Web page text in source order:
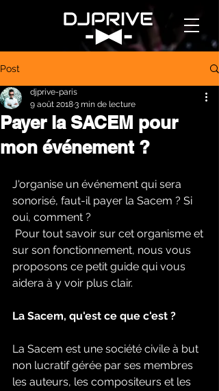
Post
Payer la SACEM pour
mon événement ?
djprive-paris
9 août 20183 min de lecture
J'organise un événement qui sera
sonorisé, faut-il payer la Sacem ? Si
oui, comment ?
sur son fonctionnement, nous vous
proposons ce petit guide qui vous
aidera à y voir plus clair.
La Sacem, qu'est ce que c'est ?
La Sacem est une société civile à but
non lucratif gérée par ses membres
les auteurs, les compositeurs et les